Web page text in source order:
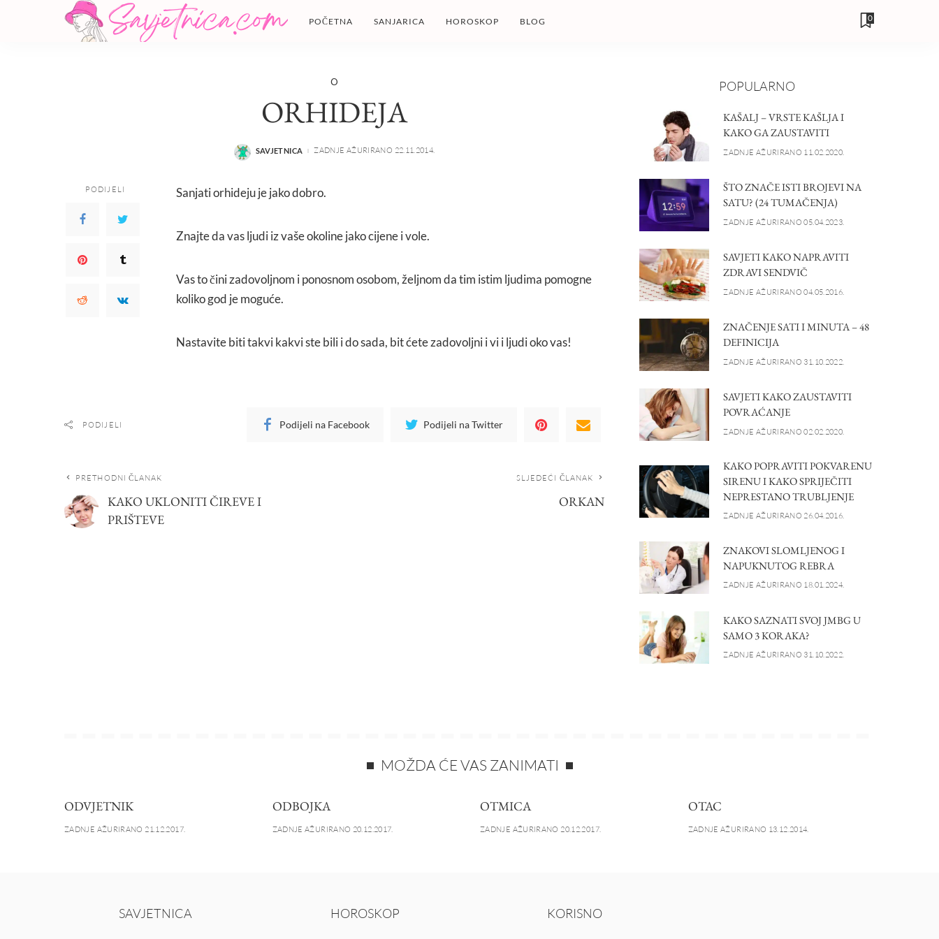
POČETNA SANJARICA HOROSKOP BLOG 0
O
ORHIDEJA
POSTED
SAVJETNICA ZADNJE AŽURIRANO 22.11.2014.
PODIJELI Sanjati orhideju je jako dobro.
Znajte da vas ljudi iz vaše okoline jako cijene i vole.
Vas to čini zadovoljnom i ponosnom osobom, željnom da tim istim ljudima pomogne
koliko god je moguće.
Nastavite biti takvi kakvi ste bili i do sada, bit ćete zadovoljni i vi i ljudi oko vas!
PODIJELI Podijeli na Facebook Podijeli na Twitter
PRETHODNI ČLANAK
KAKO UKLONITI ČIREVE I
PRIŠTEVE
SLJEDEĆI ČLANAK
ORKAN
POPULARNO
KAŠALJ – VRSTE KAŠLJA I
KAKO GA ZAUSTAVITI
ZADNJE AŽURIRANO 11.02.2020.
ŠTO ZNAČE ISTI BROJEVI NA
SATU? (24 TUMAČENJA)
ZADNJE AŽURIRANO 05.04.2023.
SAVJETI KAKO NAPRAVITI
ZDRAVI SENDVIČ
ZADNJE AŽURIRANO 04.05.2016.
ZNAČENJE SATI I MINUTA – 48
DEFINICIJA
ZADNJE AŽURIRANO 31.10.2022.
SAVJETI KAKO ZAUSTAVITI
POVRAĆANJE
ZADNJE AŽURIRANO 02.02.2020.
KAKO POPRAVITI POKVARENU
SIRENU I KAKO SPRIJEČITI
NEPRESTANO TRUBLJENJE
ZADNJE AŽURIRANO 26.04.2016.
ZNAKOVI SLOMLJENOG I
NAPUKNUTOG REBRA
ZADNJE AŽURIRANO 18.01.2024.
KAKO SAZNATI SVOJ JMBG U
SAMO 3 KORAKA?
ZADNJE AŽURIRANO 31.10.2022.
MOŽDA ĆE VAS ZANIMATI
ODVJETNIK
ZADNJE AŽURIRANO 21.12.2017.
ODBOJKA
ZADNJE AŽURIRANO 20.12.2017.
OTMICA
ZADNJE AŽURIRANO 20.12.2017.
OTAC
ZADNJE AŽURIRANO 13.12.2014.
SAVJETNICA HOROSKOP KORISNO